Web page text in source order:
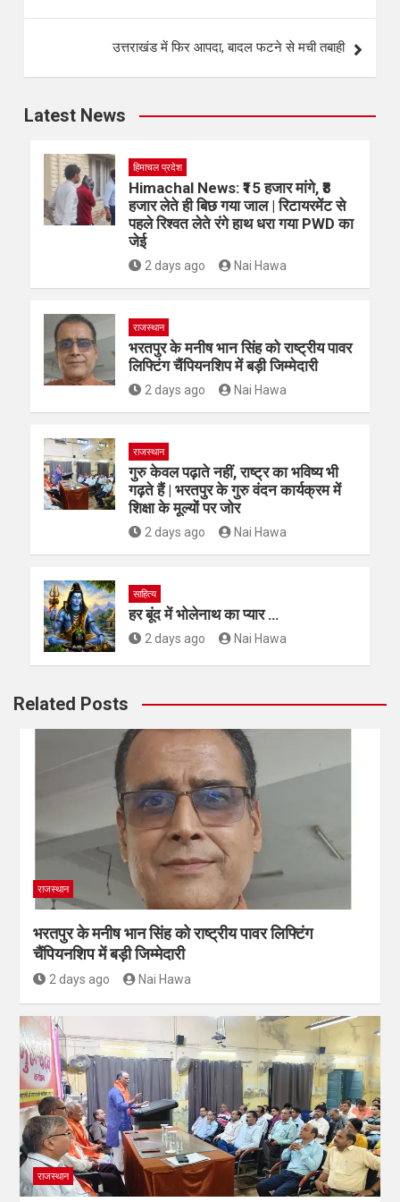
उत्तराखंड में फिर आपदा, बादल फटने से मची तबाही
Latest News
हिमाचल प्रदेश
Himachal News: ₹15 हजार मांगे, ₹8
हजार लेते ही बिछ गया जाल | रिटायरमेंट से
पहले रिश्वत लेते रंगे हाथ धरा गया PWD का
जेई
2 days ago Nai Hawa
राजस्थान
भरतपुर के मनीष भान सिंह को राष्ट्रीय पावर
लिफ्टिंग चैंपियनशिप में बड़ी जिम्मेदारी
2 days ago Nai Hawa
राजस्थान
गुरु केवल पढ़ाते नहीं, राष्ट्र का भविष्य भी
गढ़ते हैं | भरतपुर के गुरु वंदन कार्यक्रम में
शिक्षा के मूल्यों पर जोर
2 days ago Nai Hawa
साहित्य
हर बूंद में भोलेनाथ का प्यार …
2 days ago Nai Hawa
Related Posts
राजस्थान
भरतपुर के मनीष भान सिंह को राष्ट्रीय पावर लिफ्टिंग
चैंपियनशिप में बड़ी जिम्मेदारी
2 days ago Nai Hawa
राजस्थान